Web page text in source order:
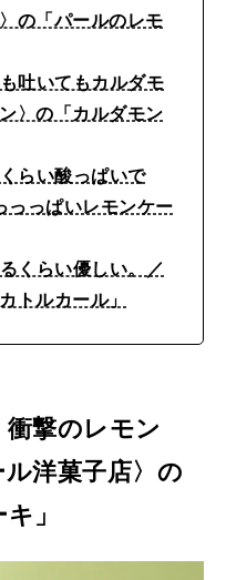
れば、幸せ」
新常識。」
の「パールのレモ
吐いてもカルダモ
〉の「カルダモン
らい酸っぱいで
っぱいレモンケー
くらい優しい。／
トルカール」
衝撃のレモン
洋菓子店〉の
」